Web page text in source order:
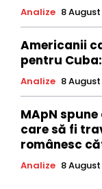
Analize 8 August
Americanii
pentru
Analize 8 August
MApN
care să fi
românesc
Analize 8 August